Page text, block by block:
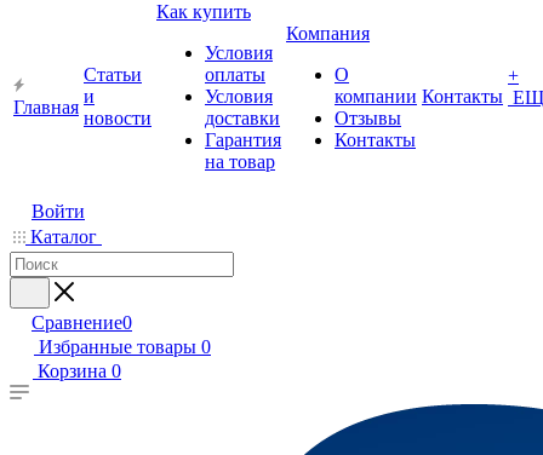
Главная
Статьи
и
новости
Как купить
Условия
оплаты
Условия
доставки
Гарантия
на товар
Компания
О
компании
Отзывы
Контакты
Контакты
+
Войти
Каталог
Сравнение0
Избранные товары 0
Корзина 0